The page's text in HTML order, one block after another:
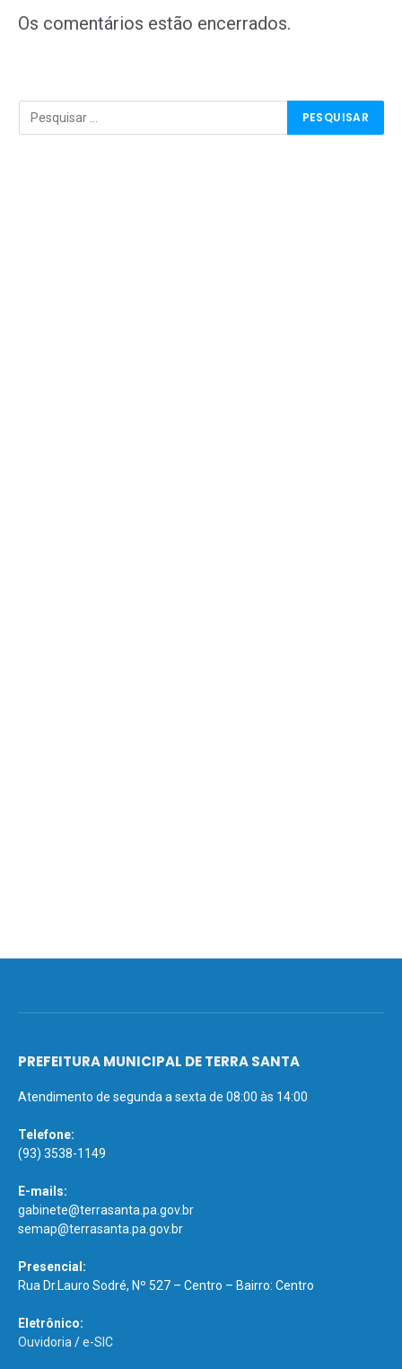
Os comentários estão encerrados.
PREFEITURA MUNICIPAL DE TERRA SANTA
Atendimento de segunda a sexta de 08:00 às 14:00
Telefone:
(93) 3538-1149
E-mails:
gabinete@terrasanta.pa.gov.br
semap@terrasanta.pa.gov.br
Presencial:
Rua Dr.Lauro Sodré, Nº 527 – Centro – Bairro: Centro
Eletrônico:
Ouvidoria /e-SIC